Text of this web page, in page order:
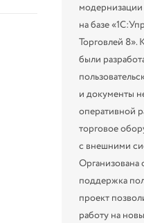
на базе
Торговлей 8».
были
и документы
оперативной
торговое
с внешними
Организована
поддержка
проект
работу на